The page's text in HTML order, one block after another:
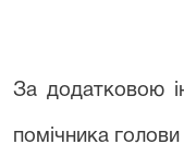
За додатковою
помічника